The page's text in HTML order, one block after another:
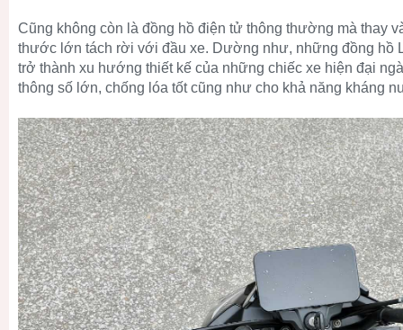
Cũng không còn là đồng hồ điện tử thông thường mà thay
thước lớn tách rời với đầu xe. Dường như, những đồng hồ
trở thành xu hướng thiết kế của những chiếc xe hiện đại
thông số lớn, chống lóa tốt cũng như cho khả năng kháng